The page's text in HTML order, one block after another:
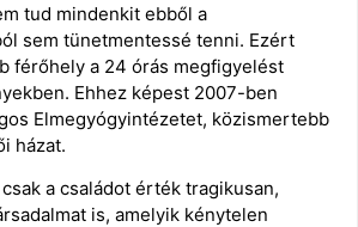
tud mindenkit ebből a
sem tünetmentessé tenni. Ezért
férőhely a 24 órás megfigyelést
Ehhez képest 2007-ben
Elmegyógyintézetet, közismertebb
házat.
a családot érték tragikusan,
is, amelyik kénytelen